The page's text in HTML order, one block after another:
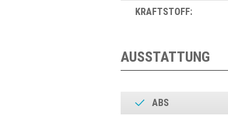
KRAFTSTOFF:
AUSSTATTUNG
ABS